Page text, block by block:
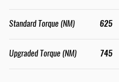
Standard Torque (NM) 625
Upgraded Torque (NM) 745